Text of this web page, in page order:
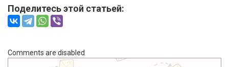
Поделитесь этой статьей:
Comments are disabled